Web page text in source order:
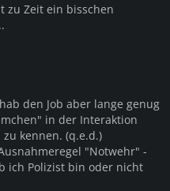
zu Zeit ein bisschen
den Job aber lange genug
in der Interaktion
kennen. (q.e.d.)
"Notwehr" -
ich Polizist bin oder nicht